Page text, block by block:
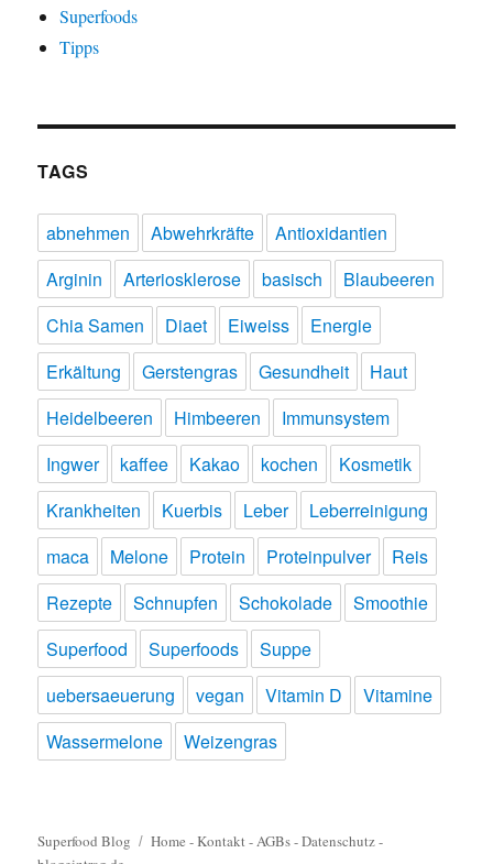
Superfoods
Tipps
TAGS
abnehmen Abwehrkräfte
Antioxidantien
Arginin
Arteriosklerose basisch
Blaubeeren
Chia Samen
Diaet Eiweiss
Energie
Erkältung
Gerstengras Gesundheit
Haut
Heidelbeeren
Himbeeren
Immunsystem
Ingwer
kaffee Kakao kochen
Kosmetik
Krankheiten
Kuerbis Leber
Leberreinigung
maca
Melone Protein Proteinpulver
Reis
Rezepte
Schnupfen Schokolade
Smoothie
Superfood
Superfoods
Suppe
uebersaeuerung
vegan Vitamin D
Vitamine
Wassermelone
Weizengras
Superfood Blog Home -Kontakt - AGBs-Datenschutz-